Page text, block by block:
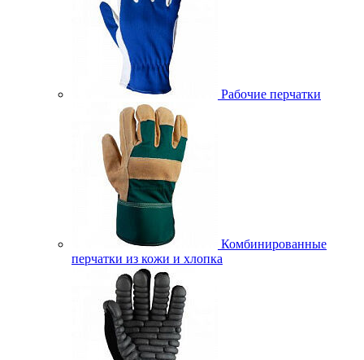
Рабочие перчатки
Комбинированные
перчатки из кожи и хлопка